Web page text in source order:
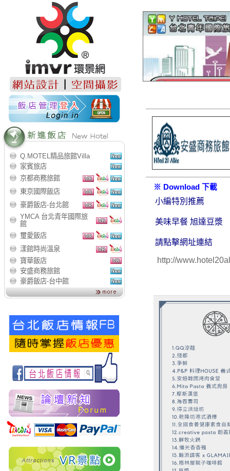
Q.MOTEL精品旅館Villa
家賓旅店
京都商務旅館
東京國際飯店
豪爵飯店-台北館
YMCA 台北青年國際旅
館
璽愛飯店
漾館時尚溫泉
寶華飯店
安盛商務旅館
豪爵飯店-台中館
※ Download 下載
小編特別推薦
美味早餐 旭達豆漿
請點擊網址連結
http://